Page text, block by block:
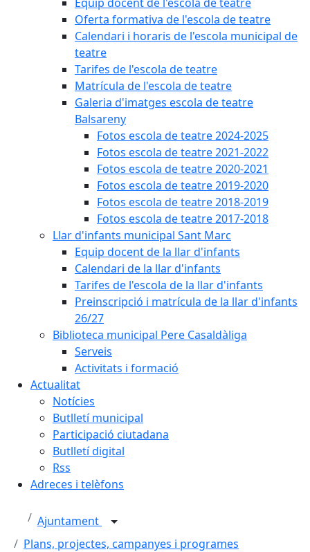
Oferta formativa de l'escola de teatre
Calendari i horaris de l'escola municipal de
teatre
Tarifes de l'escola de teatre
Matrícula de l'escola de teatre
Galeria d'imatges escola de teatre
Balsareny
Fotos escola de teatre 2024-2025
Fotos escola de teatre 2021-2022
Fotos escola de teatre 2020-2021
Fotos escola de teatre 2019-2020
Fotos escola de teatre 2018-2019
Fotos escola de teatre 2017-2018
Llar d'infants municipal Sant Marc
Equip docent de la llar d'infants
Calendari de la llar d'infants
Tarifes de l'escola de la llar d'infants
Preinscripció i matrícula de la llar d'infants
26/27
Biblioteca municipal Pere Casaldàliga
Serveis
Activitats i formació
Actualitat
Notícies
Butlletí municipal
Participació ciutadana
Butlletí digital
Rss
Adreces i telèfons
Ajuntament
Plans, projectes, campanyes i programes